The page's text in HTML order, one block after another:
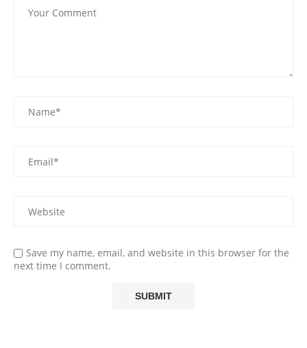
Save my name, email, and website in this browser for the
next time I comment.